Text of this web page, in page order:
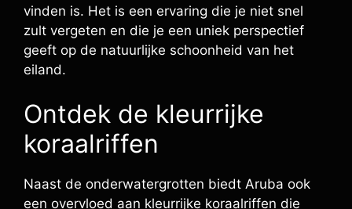
vinden is. Het is een ervaring die je niet snel
zult vergeten en die je een uniek perspectief
geeft op de natuurlijke schoonheid van het
eiland.
Ontdek de kleurrijke
koraalriffen
Naast de onderwatergrotten biedt Aruba ook
een overvloed aan kleurrijke koraalriffen die